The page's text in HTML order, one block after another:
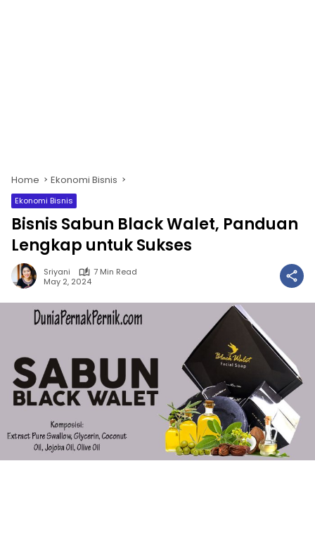
Home Ekonomi Bisnis
Ekonomi Bisnis
Bisnis Sabun Black Walet, Panduan
Lengkap untuk Sukses
Sriyani
7 Min Read
May 2, 2024